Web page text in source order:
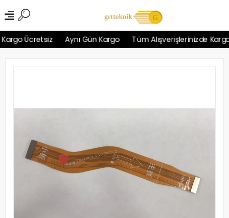
Ücretsiz Aynı Gün Kargo Tüm Alışverişlerinizde Kargo